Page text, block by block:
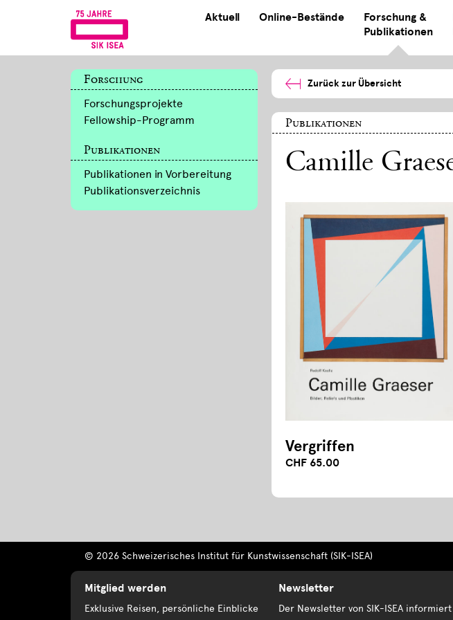
Aktuell Online-Bestände
Forschung &
Publikationen
Forschung
Forschungsprojekte
Fellowship-Programm
Publikationen
Publikationen in Vorbereitung
Publikationsverzeichnis
Zurück zur Übersicht
Publikationen
Camille
Vergriffen
CHF 65.00
© 2026 Schweizerisches Institut für Kunstwissenschaft (SIK-ISEA)
Mitglied werden
Exklusive Reisen, persönliche Einblicke
Newsletter
Der Newsletter von SIK-ISEA informiert